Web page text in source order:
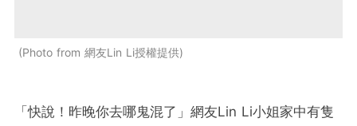
Photo from 網友Lin Li授權提供
「快說！昨晚你去哪鬼混了」網友Lin Li小姐家中有隻